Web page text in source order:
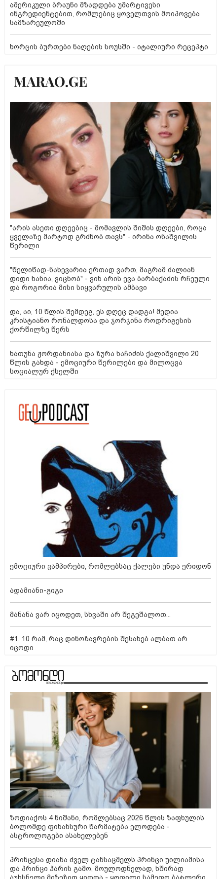
ამერიკული ბრაუნი მზადდება უმარტივესი
ინგრედიენტებით, რომლებიც ყოველთვის მოიპოვება
სამზარეულოში
ხორცის ბურთები ნაღების სოუსში - იტალიური რეცეპტი
"არის ასეთი დღეებიც - მომავლის შიშის დღეები, როცა
ყველაზე მარტოდ გრძნობ თავს" - ირინა ონაშვილის
წერილი
"წელიწად-ნახევარია ერთად ვართ, მაგრამ ძალიან
დიდი ხანია, ვიცნობ" - ვინ არის ევა ბარბაქაძის რჩეული
და როგორია მისი სიყვარულის ამბავი
და, აი, 10 წლის შემდეგ, ეს დღეც დადგა! მედია
კრისტიანო რონალდოსა და ჯორჯინა როდრიგესის
ქორწილზე წერს
ხათუნა ჟორდანიასა და ზურა ხაჩიძის ქალიშვილი 20
წლის გახდა - ემოციური წერილები და მილოცვა
სოციალურ ქსელში
ემოციური ვამპირები, რომლებსაც ქალები უნდა ერიდონ
ადამიანი-გიგი
მანანა ვარ იცოდეთ, სხვაში არ შეგეშალოთ...
#1. 10 რამ, რაც დინოზავრების შესახებ ალბათ არ
იცოდი
ზოდიაქოს 4 ნიშანი, რომლებსაც 2026 წლის ზაფხულის
ბოლომდე ფინანსური წარმატება ელოდება -
ასტროლოგები ასახელებენ
პრინცესა დიანა ძველ ტანსაცმელს პრინცი უილიამისა
და პრინცი ჰარის გამო, მოულოდნელად, ხშირად